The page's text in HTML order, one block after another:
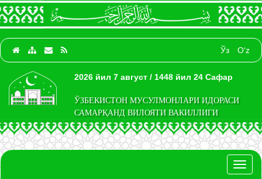
Ўз O‘z
2026 йил 7 август / 1448 йил 24 Сафар
ЎЗБЕКИСТОН МУСУЛМОНЛАРИ ИДОРАСИ
САМАРҚАНД ВИЛОЯТИ ВАКИЛЛИГИ